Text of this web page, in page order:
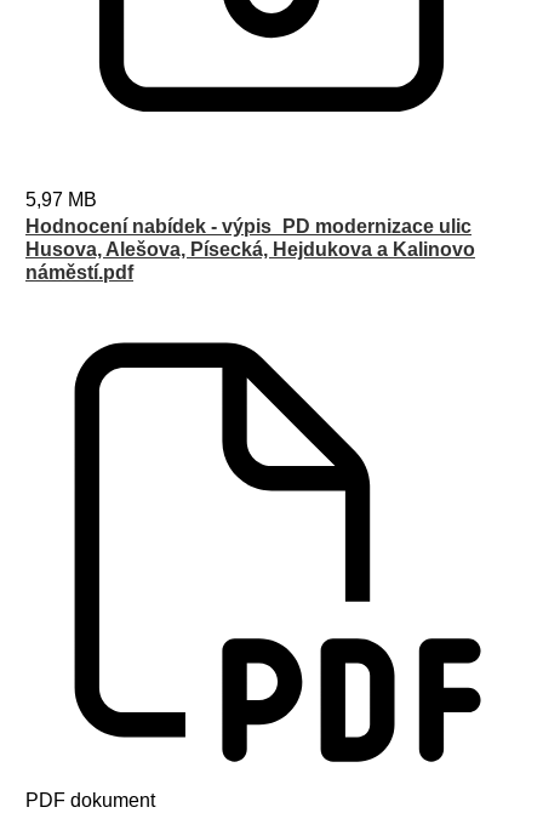
5,97 MB
Hodnocení nabídek - výpis_PD modernizace ulic
Husova, Alešova, Písecká, Hejdukova a Kalinovo
náměstí.pdf
PDF dokument